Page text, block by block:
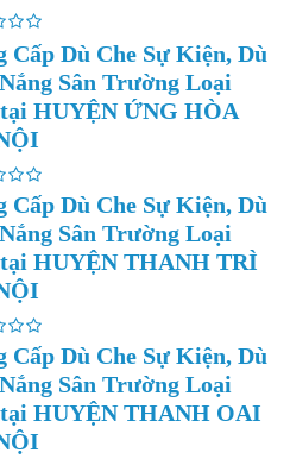
Cấp Dù Che Sự Kiện, Dù
Sân Trường Loại
HUYỆN ỨNG HÒA
Cấp Dù Che Sự Kiện, Dù
Sân Trường Loại
HUYỆN THANH TRÌ
Cấp Dù Che Sự Kiện, Dù
Sân Trường Loại
HUYỆN THANH OAI